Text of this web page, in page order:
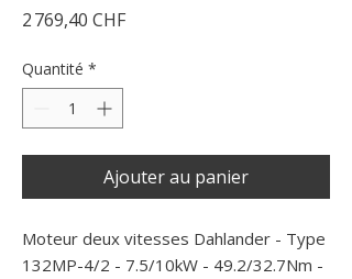
2 769,40 CHFPrix
Quantité *
Ajouter au panier
Moteur deux vitesses Dahlander - Type
132MP-4/2 - 7.5/10kW - 49.2/32.7Nm -